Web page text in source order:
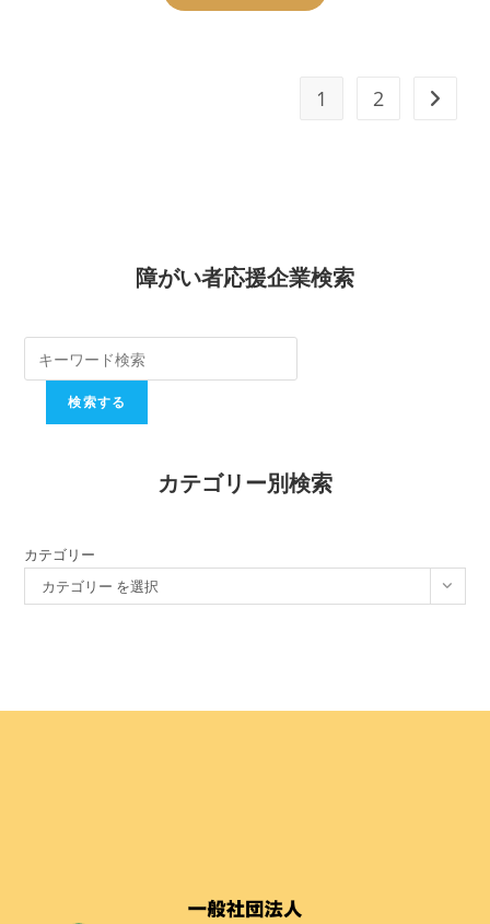
1 2 次のペ
障がい者応援企業検索
カテゴリー別検索
カテゴリー
カテゴリー を選択